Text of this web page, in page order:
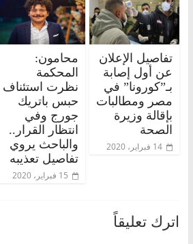
تفاصيل الإعلان
عن أول إصابة
بـ”كورونا” في
مصر ومطالبات
بإقالة وزيرة
الصحة
14 فبراير، 2020
محامون:
المحكمة
نظرت استئناف
حبس باتريك
جورج وفي
انتظار القرار..
والباحث يروي
تفاصيل تعذيبه
15 فبراير، 2020
اترك تعليقاً